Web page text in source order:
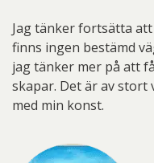
Jag tänker fortsätta
finns ingen bestämd
jag tänker mer på att
skapar. Det är av
med min konst.